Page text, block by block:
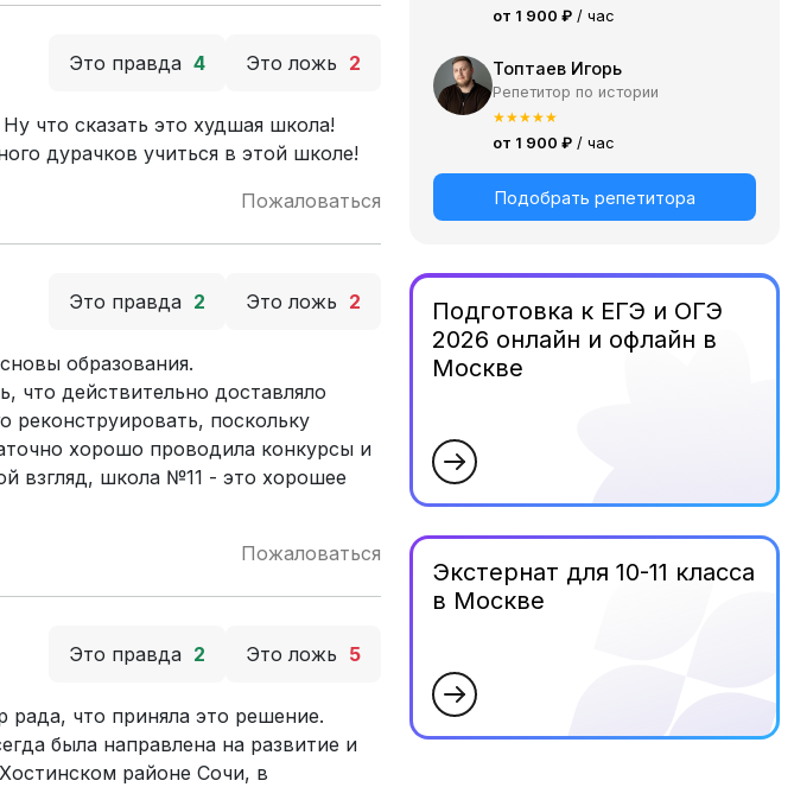
Это правда 4 Это ложь 2
что сказать это худшая школа!
дурачков учиться в этой школе!
Пожаловаться
Это правда 2 Это ложь 2
образования.
что действительно доставляло
поскольку
хорошо проводила конкурсы и
взгляд, школа №11 - это хорошее
Пожаловаться
Это правда 2 Это ложь 5
что приняла это решение.
была направлена на развитие и
районе Сочи, в
от 1 900 ₽ / час
Топтаев Игорь
Репетитор по истории
★★★★★
от 1 900 ₽ / час
Подобрать репетитора
Подготовка к ЕГЭ и ОГЭ
2026 онлайн и офлайн в
Москве
Экстернат для 10-11 класса
в Москве